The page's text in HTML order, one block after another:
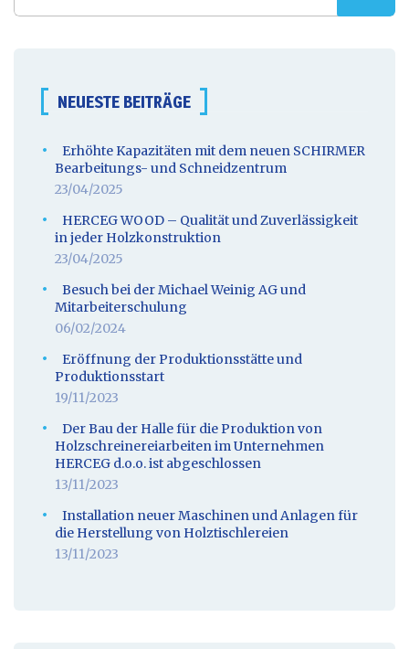
NEUESTE BEITRÄGE
Erhöhte Kapazitäten mit dem neuen SCHIRMER
Bearbeitungs- und Schneidzentrum
23/04/2025
HERCEG WOOD – Qualität und Zuverlässigkeit
in jeder Holzkonstruktion
23/04/2025
Besuch bei der Michael Weinig AG und
Mitarbeiterschulung
06/02/2024
Eröffnung der Produktionsstätte und
Produktionsstart
19/11/2023
Der Bau der Halle für die Produktion von
Holzschreinereiarbeiten im Unternehmen
HERCEG d.o.o. ist abgeschlossen
13/11/2023
Installation neuer Maschinen und Anlagen für
die Herstellung von Holztischlereien
13/11/2023